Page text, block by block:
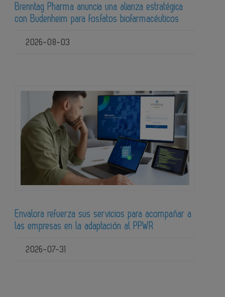
Brenntag Pharma anuncia una alianza estratégica
con Budenheim para fosfatos biofarmacéuticos
2026-08-03
Envalora refuerza sus servicios para acompañar a
las empresas en la adaptación al PPWR
2026-07-31